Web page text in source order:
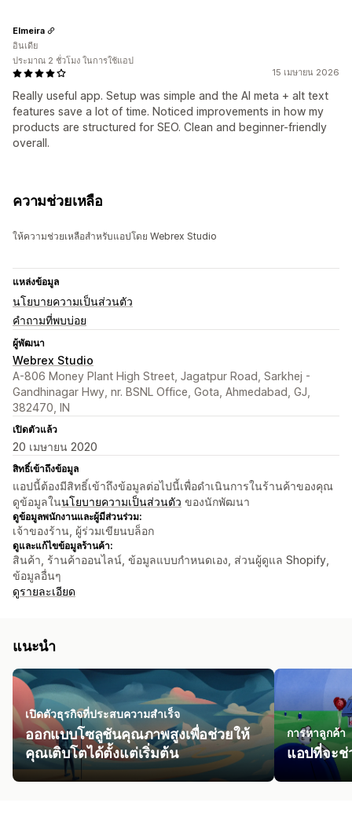
15 เมษายน 2026
Really useful app. Setup was simple and the AI meta + alt text
features save a lot of time. Noticed improvements in how my
products are structured for SEO. Clean and beginner-friendly
overall.
Elmeira
อินเดีย
ประมาณ 2 ชั่วโมง ในการใช้แอป
ความช่วยเหลือ
ให้ความช่วยเหลือสำหรับแอปโดย Webrex Studio
แหล่งข้อมูล
นโยบายความเป็นส่วนตัว
คำถามที่พบบ่อย
ผู้พัฒนา
Webrex Studio
A-806 Money Plant High Street, Jagatpur Road, Sarkhej -
Gandhinagar Hwy, nr. BSNL Office, Gota, Ahmedabad, GJ,
382470, IN
เปิดตัวแล้ว
20 เมษายน 2020
สิทธิ์เข้าถึงข้อมูล
แอปนี้ต้องมีสิทธิ์เข้าถึงข้อมูลต่อไปนี้เพื่อดำเนินการในร้านค้าของคุณ
ดูข้อมูลในนโยบายความเป็นส่วนตัว ของนักพัฒนา
ดูข้อมูลพนักงานและผู้มีส่วนร่วม:
เจ้าของร้าน, ผู้ร่วมเขียนบล็อก
ดูและแก้ไขข้อมูลร้านค้า:
สินค้า, ร้านค้าออนไลน์, ข้อมูลแบบกำหนดเอง, ส่วนผู้ดูแล Shopify,
ข้อมูลอื่นๆ
ดูรายละเอียด
แนะนำ
เปิดตัวธุรกิจที่ประสบความสำเร็จ
ออกแบบโซลูชันคุณภาพสูงเพื่อช่วยให้
คุณเติบโตได้ตั้งแต่เริ่มต้น
การหาลูกค้า
แอปที่จะ